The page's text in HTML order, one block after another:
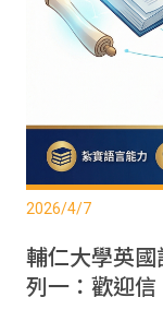
2026/4/7
輔仁大學英
列一：歡迎信